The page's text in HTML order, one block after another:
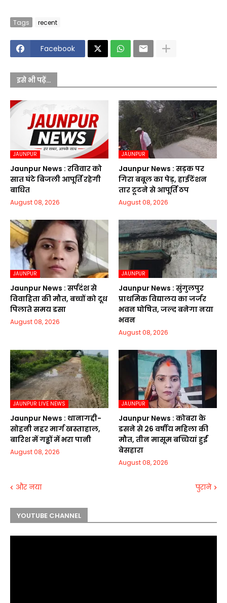
Tags recent
Facebook
इसे भी पढ़ें...
JAUNPUR
Jaunpur News : रविवार को
सात घंटे बिजली आपूर्ति रहेगी
बाधित
August 08, 2026
JAUNPUR
Jaunpur News : सड़क पर
गिरा बबूल का पेड़, हाईटेंशन
तार टूटने से आपूर्ति ठप
August 08, 2026
JAUNPUR
Jaunpur News : सर्पदंश से
विवाहिता की मौत, बच्चों को दूध
पिलाते समय डसा
August 08, 2026
JAUNPUR
Jaunpur News : सुंगुलपुर
प्राथमिक विद्यालय का जर्जर
भवन घोषित, जल्द बनेगा नया
भवन
August 08, 2026
JAUNPUR LIVE NEWS
Jaunpur News : थानागद्दी-
सोहनी नहर मार्ग खस्ताहाल,
बारिश में गड्ढों में भरा पानी
August 08, 2026
JAUNPUR
Jaunpur News : कोबरा के
डसने से 26 वर्षीय महिला की
मौत, तीन मासूम बच्चियां हुईं
बेसहारा
August 08, 2026
और नया पुराने
YOUTUBE CHANNEL